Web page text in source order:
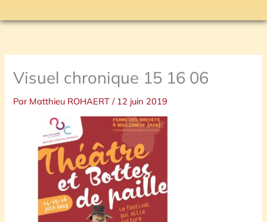
Visuel chronique 15 16 06
Par Matthieu ROHAERT/ 12 juin 2019